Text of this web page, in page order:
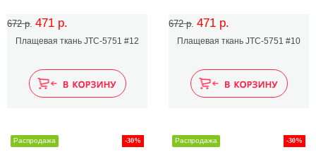
672 р. 471 р.
Плащевая ткань JTC-5751 #12
672 р. 471 р.
Плащевая ткань JTC-5751 #10
-30%
Распродажа -30%
Распродажа